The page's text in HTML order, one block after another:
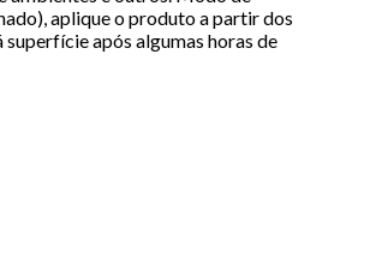
aplique o produto a partir dos
após algumas horas de